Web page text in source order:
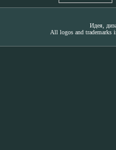
Идея,
All logos and trademarks